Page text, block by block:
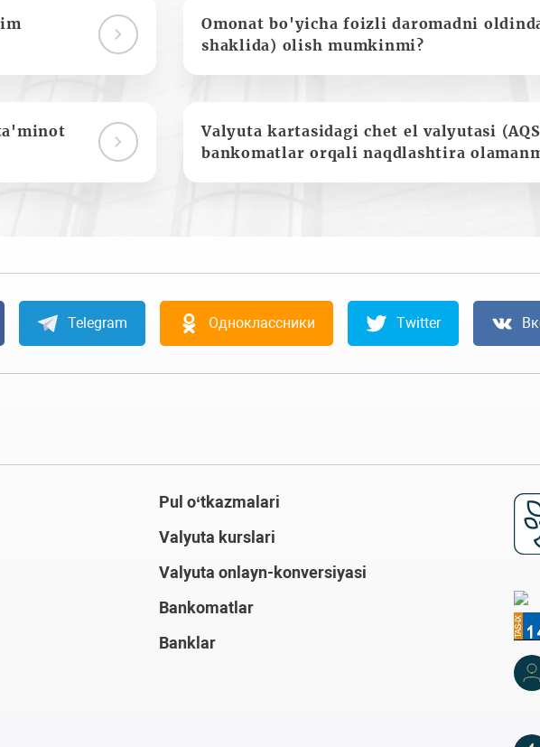
Omonat bo'yicha foizli daromadni
shaklida) olish mumkinmi?
Valyuta kartasidagi chet el valyutasi
bankomatlar orqali naqdlashtira
Telegram Одноклассники Twitter
Pul o‘tkazmalari
Valyuta kurslari
Valyuta onlayn-konversiyasi
Bankomatlar
Banklar